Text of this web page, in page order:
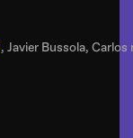
Javier Bussola, Carlos